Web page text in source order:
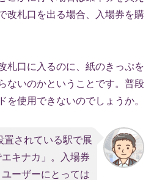
改札口を出る場合、入場券を購
札口に入るのに、紙のきっぷを
ないのかということです。普段
を使用できないのでしょうか。
置されている駅で展
キナカ」。入場券
ーザーにとっては